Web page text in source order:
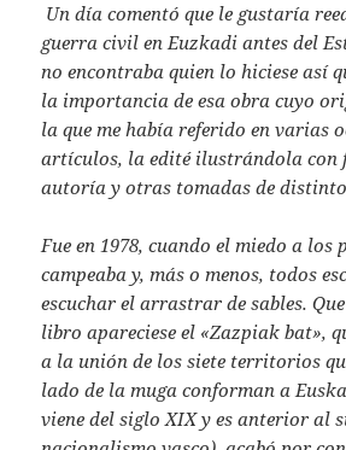
Un día comentó que le gustaría
guerra civil en Euzkadi antes del
no encontraba quien lo hiciese así
la importancia de esa obra cuyo
la que me había referido en varias
artículos, la edité ilustrándola con
autoría y otras tomadas de
Fue en 1978, cuando el miedo a los
campeaba y, más o menos, todos
escuchar el arrastrar de sables.
libro apareciese el «Zazpiak bat»,
a la unión de los siete territorios
lado de la muga conforman a
viene del siglo XIX y es anterior al